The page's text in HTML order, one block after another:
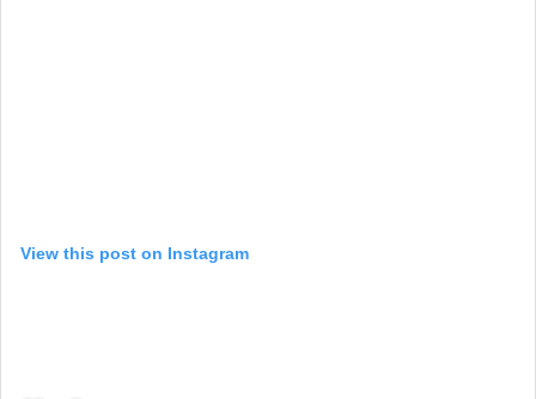
View this post on Instagram